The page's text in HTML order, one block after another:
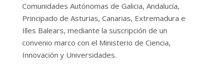
Comunidades Autónomas de Galicia, Andalucía,
Principado de Asturias, Canarias, Extremadura e
Illes Balears, mediante la suscripción de un
convenio marco con el Ministerio de Ciencia,
Innovación y Universidades.